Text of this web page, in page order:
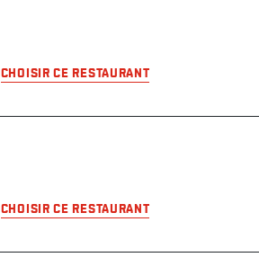
CHOISIR CE RESTAURANT
CHOISIR CE RESTAURANT